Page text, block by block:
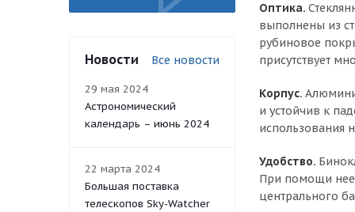
Оптика.
выполнены из
рубиновое
присутствует
Корпус.
и устойчив к
использования
Удобство.
При помощи нее
центрального
Новости Все новости
29 мая 2024
Астрономический
календарь – июнь 2024
22 марта 2024
Большая поставка
телескопов Sky-Watcher